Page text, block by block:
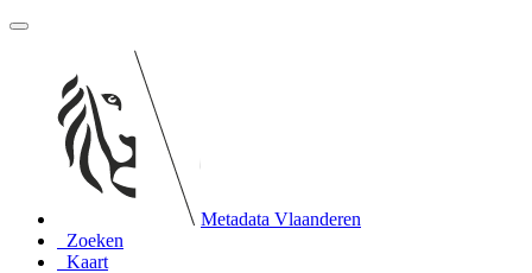
Metadata Vlaanderen
Zoeken
Kaart